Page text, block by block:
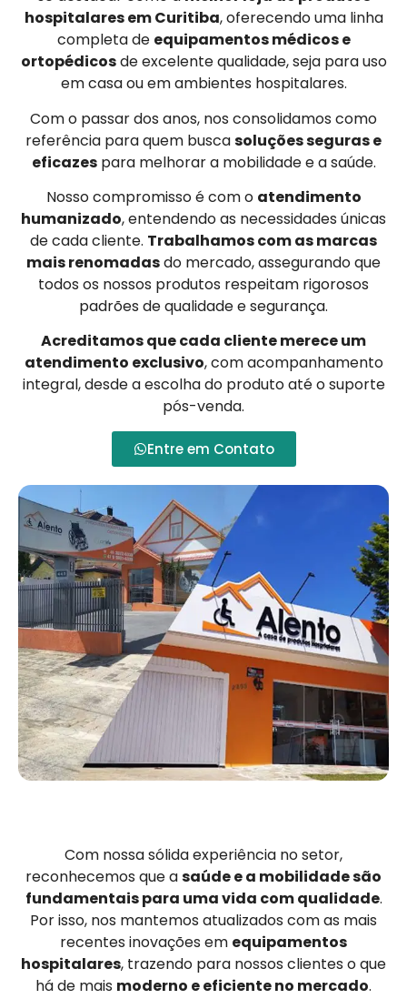
hospitalares em Curitiba, oferecendo uma linha
completa de equipamentos médicos e
ortopédicosde excelente qualidade, seja para uso
em casa ou em ambientes hospitalares.
Com o passar dos anos, nos consolidamos como
referência para quem buscasoluções seguras e
eficazespara melhorar a mobilidade e a saúde.
Nosso compromisso é com o atendimento
humanizado, entendendo as necessidades únicas
de cada cliente. Trabalhamos com as marcas
mais renomadasdo mercado, assegurando que
todos os nossos produtos respeitam rigorosos
padrões de qualidade e segurança.
Acreditamos que cada cliente merece um
atendimento exclusivo, com acompanhamento
integral, desde a escolha do produto até o suporte
pós-venda.
Entre em Contato
Com nossa sólida experiência no setor,
reconhecemos que asaúde e a mobilidade são
fundamentais para uma vida com qualidade.
Por isso, nos mantemos atualizados com as mais
recentes inovações em equipamentos
hospitalares, trazendo para nossos clientes o que
há de mais moderno e eficiente no mercado.